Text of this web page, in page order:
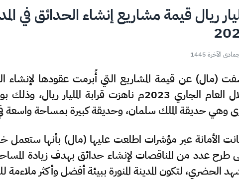
ريال قيمة مشاريع إنشاء الحدائق في
(مال) عن قيمة المشاريع التي أُبرمت عقودها لإنشاء
وهي حديقة الملك سلمان، وحديقة كبيرة بمساحة واسعة
طرح عدد من المناقصات لإنشاء حدائق بهدف زيادة
الحضري، لتكون المدينة المنورة ببيئة أفضل وأكثر